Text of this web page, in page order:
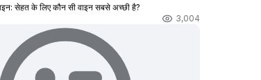
सेहत के लिए कौन सी वाइन सबसे अच्छी है?
3,004